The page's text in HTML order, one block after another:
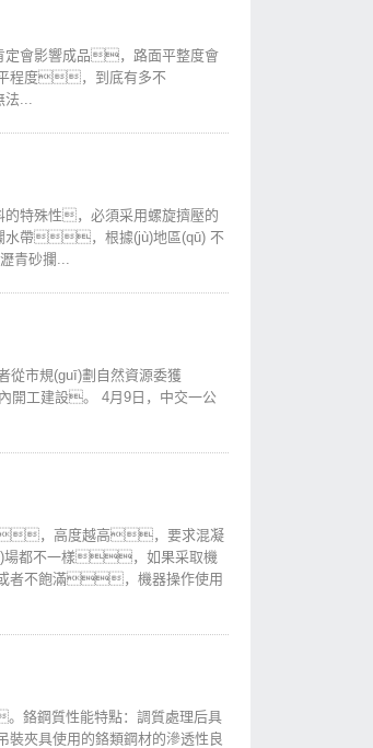
定會影響成品，路面平整度會
程度，到底有多不
法...
特殊性，必須采用螺旋擠壓的
水帶，根據(jù)地區(qū) 不
青砂攔...
市規(guī)劃自然資源委獲
開工建設。 4月9日，中交一公
，高度越高，要求混凝
場都不一樣，如果采取機
者不飽滿，機器操作使用
鉻鋼質性能特點：調質處理后具
夾具使用的鉻類鋼材的滲透性良